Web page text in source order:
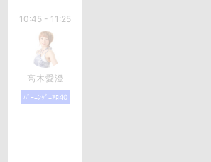
10:45 - 11:25
高木愛澄
ﾊﾞｰﾆﾝｸﾞｴｱﾛ40